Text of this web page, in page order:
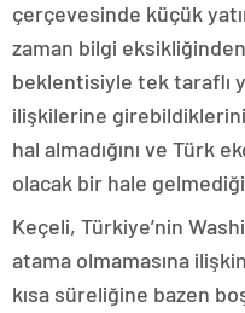
çerçevesinde küçük
zaman bilgi
beklentisiyle tek taraflı
ilişkilerine
hal almadığını ve Türk
olacak bir hale
Keçeli, Türkiye’nin
atama olmamasına
kısa süreliğine bazen